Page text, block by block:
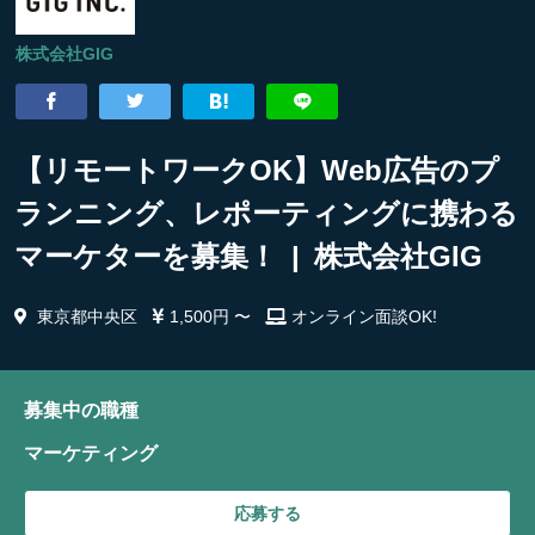
株式会社GIG
【リモートワークOK】Web広告のプ
ランニング、レポーティングに携わる
マーケターを募集！ | 株式会社GIG
東京都中央区 1,500円 〜 オンライン面談OK!
募集中の職種
マーケティング
応募する